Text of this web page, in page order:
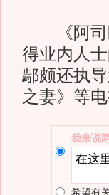
《阿司匹
得业内人
鄢颇还执
之妻》等
我来说
希望有